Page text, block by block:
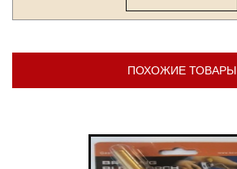
ПОХОЖИЕ ТОВАРЫ